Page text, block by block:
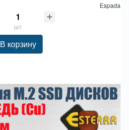
Espada
шт
В корзину